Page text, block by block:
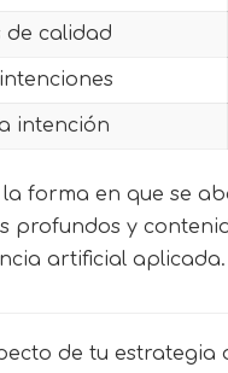
de calidad
intención
forma en que se
profundos y
artificial aplicada.
de tu